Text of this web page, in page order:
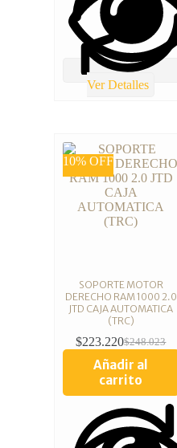
Ver Detalles
10% OFF
SOPORTE MOTOR
DERECHO RAM 1000 2.0
JTD CAJA AUTOMATICA
(TRC)
$248.023
$223.220
Añadir al
carrito